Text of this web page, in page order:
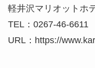
軽井沢マリオットホ
TEL：0267-46-6611
URL：https://